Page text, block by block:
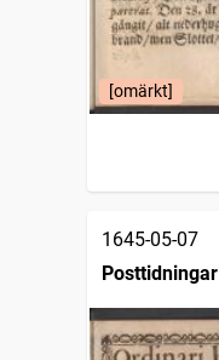
[omärkt]
1645-05-07
Posttidningar